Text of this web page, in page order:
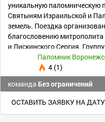
уникальную паломническую
Святыням Израильской и
земель. Поездка
благословению
и Лискинского Сергия.
священник.Паломник
4 (1)
команда Без ограничений
ОСТАВИТЬ ЗАЯВКУ НА